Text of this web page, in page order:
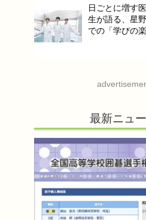
日ごとに増す
生が語る、星
での「学びの楽
最新ニュ